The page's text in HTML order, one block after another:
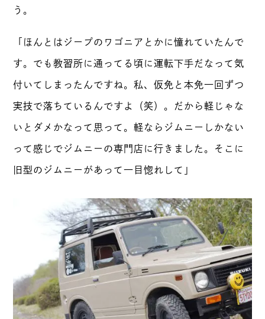
う。
「ほんとはジープのワゴニアとかに憧れていたんで
す。でも教習所に通ってる頃に運転下手だなって気
付いてしまったんですね。私、仮免と本免一回ずつ
実技で落ちているんですよ（笑）。だから軽じゃな
いとダメかなって思って。軽ならジムニーしかない
って感じでジムニーの専門店に行きました。そこに
旧型のジムニーがあって一目惚れして」